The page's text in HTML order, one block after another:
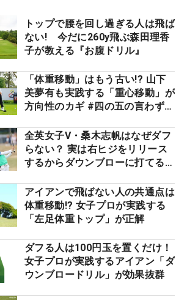
トップで腰を回し過ぎる人は飛ば
ない! 今だに260y飛ぶ森田理香
子が教える『お腹ドリル』
「体重移動」はもう古い!? 山下
美夢有も実践する「重心移動」が
方向性のカギ #四の五の言わず振
全英女子V・桑木志帆はなぜダフ
らない？ 実は右ヒジをリリース
するからダウンブローに打てる #
アイアンで飛ばない人の共通点は
体重移動!? 女子プロが実践する
「左足体重トップ」が正解
ダフる人は100円玉を置くだけ！
女子プロが実践するアイアン「ダ
ウンブロードリル」が効果抜群